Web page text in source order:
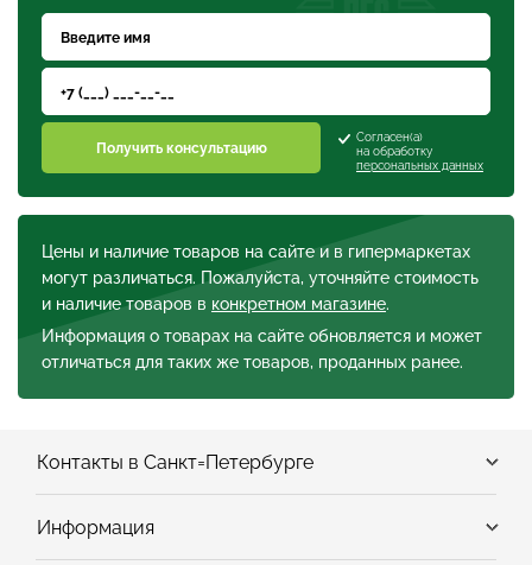
Цены и наличие товаров на сайте и в гипермаркетах
могут различаться. Пожалуйста, уточняйте стоимость
и наличие товаров в конкретном магазине.
Информация о товарах на сайте обновляется и может
отличаться для таких же товаров, проданных ранее.
Получить консультацию
Согласен(а)
на обработку
персональных данных
Контакты в Санкт=Петербурге
Информация